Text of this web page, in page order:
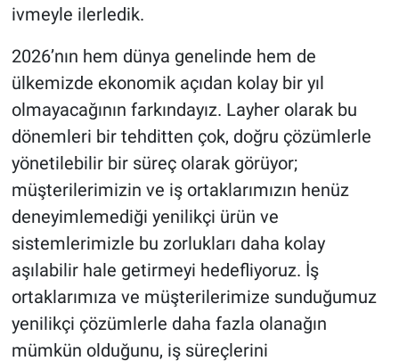
ivmeyle ilerledik.
2026’nın hem dünya genelinde hem de
ülkemizde ekonomik açıdan kolay bir yıl
olmayacağının farkındayız. Layher olarak bu
dönemleri bir tehditten çok, doğru çözümlerle
yönetilebilir bir süreç olarak görüyor;
müşterilerimizin ve iş ortaklarımızın henüz
deneyimlemediği yenilikçi ürün ve
sistemlerimizle bu zorlukları daha kolay
aşılabilir hale getirmeyi hedefliyoruz. İş
ortaklarımıza ve müşterilerimize sunduğumuz
yenilikçi çözümlerle daha fazla olanağın
mümkün olduğunu, iş süreçlerini